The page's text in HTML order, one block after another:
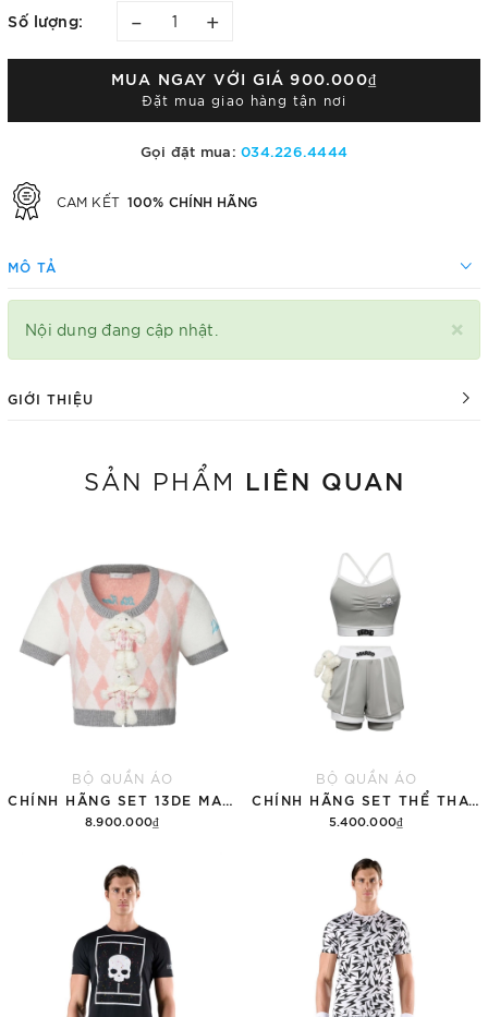
Số lượng: – +
MUA NGAY VỚI GIÁ 900.000₫
Đặt mua giao hàng tận nơi
Gọi đặt mua:034.226.4444
CAM KẾT 100% CHÍNH HÃNG
MÔ TẢ
×
Nội dung đang cập nhật.
GIỚI THIỆU
SẢN PHẨM LIÊN QUAN
BỘ QUẦN ÁO
8.900.000₫
BỘ QUẦN ÁO
5.400.000₫
Thêm vào giỏ hàng